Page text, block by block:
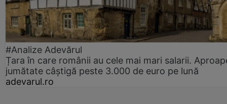
#Analize Adevărul
Țara în care românii au cele mai mari salarii.
jumătate câștigă peste 3.000 de euro pe lună
adevarul.ro